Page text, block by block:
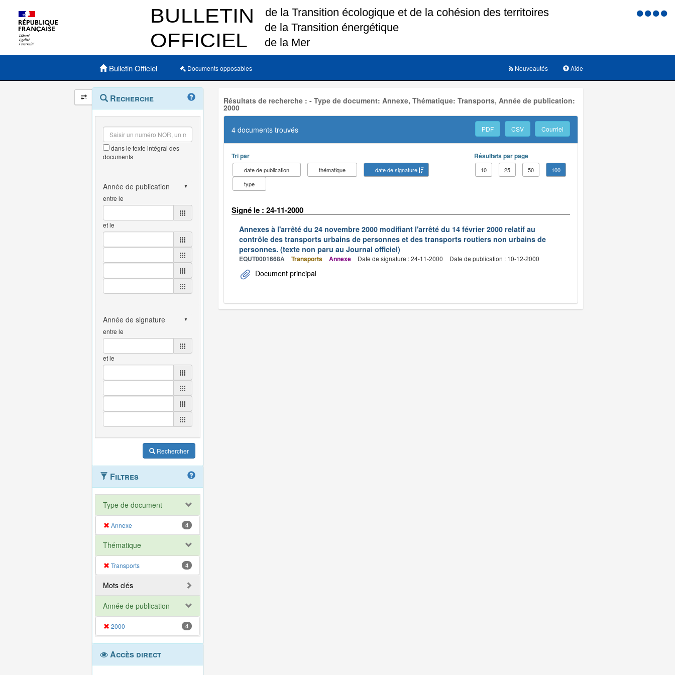
Menu
Menu principal
Bulletin Officiel Documents opposables Aide
Nouveautés
Navigation
et
outils
annexes
Menu
contextuel
Recherche
dans le texte intégral des
documents
entre le
et le
entre le
et le
Rechercher
Filtres
Type de document
Annexe 4
Thématique
Transports 4
Mots clés
Année de publication
2000 4
Accès direct
Résultats de recherche : - Type de document: Annexe, Thématique: Transports, Année de publication:
2000
4 documents trouvés PDF CSV Courriel
Tri par
date de publication thématique
date de signature
type
Résultats par page
10 25 50 100
Signé le : 24-11-2000
Annexes à l'arrêté du 24 novembre 2000 modifiant l'arrêté du 14 février 2000 relatif au
contrôle des transports urbains de personnes et des transports routiers non urbains de
personnes. (texte non paru au Journal officiel)
EQUT0001668A Transports Annexe Date de signature : 24-11-2000 Date de publication : 10-12-2000
Document principal